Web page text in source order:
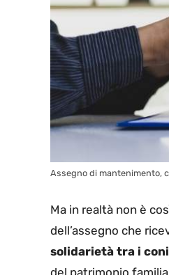
Assegno di mantenimento,
Ma in realtà non è
dell’assegno che
solidarietà tra i
del patrimonio